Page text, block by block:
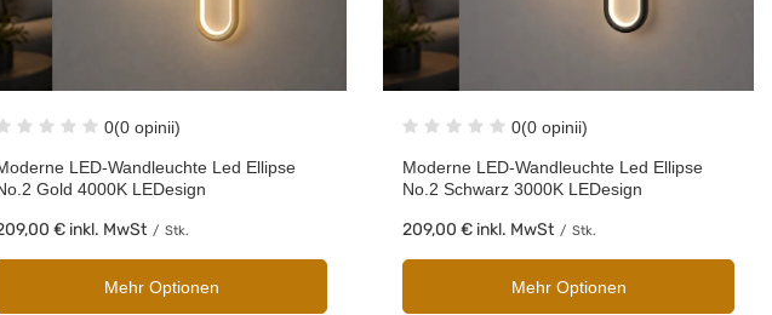
0(0 opinii)
LED-Wandleuchte Led Ellipse
Gold 4000K LEDesign
€ inkl. MwSt / Stk.
Mehr Optionen
0(0 opinii)
Moderne LED-Wandleuchte Led Ellipse
No.2 Schwarz 3000K LEDesign
209,00 € inkl. MwSt / Stk.
Mehr Optionen